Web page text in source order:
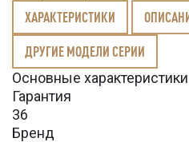
ХАРАКТЕРИСТИКИ
ДРУГИЕ МОДЕЛИ СЕРИИ
Основные характеристики
Гарантия
36
Бренд